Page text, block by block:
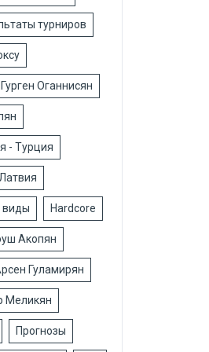
турниров
Гурген Оганнисян
- Турция
виды Hardcore
Акопян
Гуламирян
Меликян
Прогнозы